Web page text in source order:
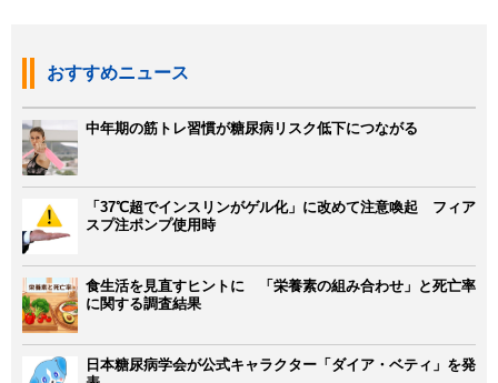
おすすめニュース
中年期の筋トレ習慣が糖尿病リスク低下につながる
「37℃超でインスリンがゲル化」に改めて注意喚起 フィア
スプ注ポンプ使用時
食生活を見直すヒントに 「栄養素の組み合わせ」と死亡率
に関する調査結果
日本糖尿病学会が公式キャラクター「ダイア・ベティ」を発